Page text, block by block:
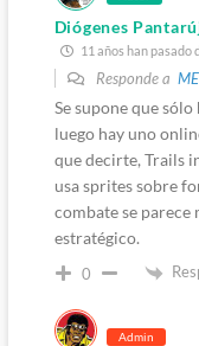
Diógenes
11 años han pasado
Responde a
Se supone que
luego hay uno
que decirte, Trails
usa sprites sobre
combate se parece
estratégico.
0
Admin